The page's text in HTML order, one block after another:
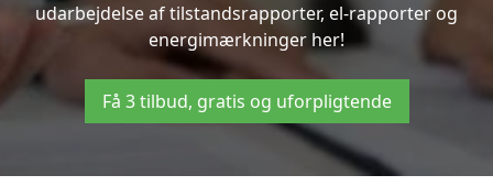
udarbejdelse af tilstandsrapporter, el-rapporter og
energimærkninger her!
Få 3 tilbud, gratis og uforpligtende